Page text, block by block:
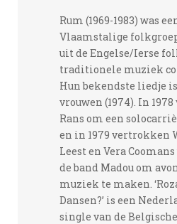
Rum (1969-1983) was
Vlaamstalige
uit de Engelse/Ierse
traditionele muziek
Hun bekendste liedje
vrouwen (1974). In
Rans om een
en in 1979 vertrokken
Leest en Vera
de band Madou om
muziek te maken.
Dansen?’ is een
single van de